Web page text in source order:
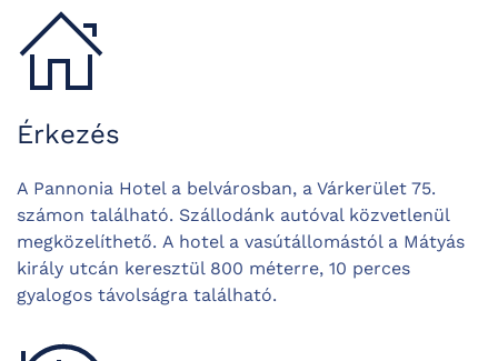
Érkezés
A Pannonia Hotel a belvárosban, a Várkerület 75.
számon található. Szállodánk autóval közvetlenül
megközelíthető. A hotel a vasútállomástól a Mátyás
király utcán keresztül 800 méterre, 10 perces
gyalogos távolságra található.